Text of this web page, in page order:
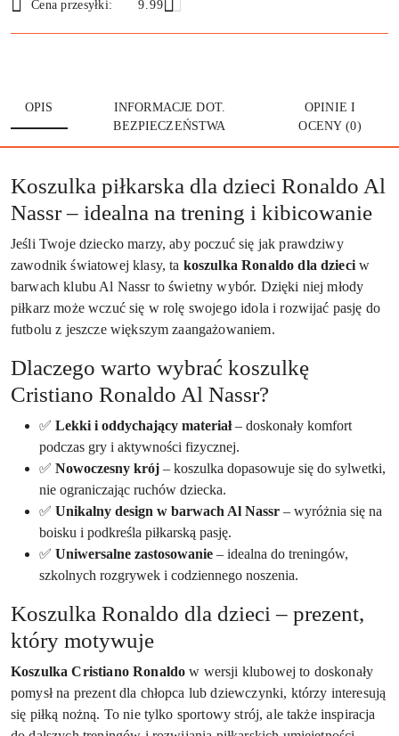
Cena przesyłki:
9.99
OPIS
INFORMACJE DOT.
BEZPIECZEŃSTWA
OPINIE I
OCENY (0)
Koszulka piłkarska dla dzieci Ronaldo Al
Nassr – idealna na trening i kibicowanie
Jeśli Twoje dziecko marzy, aby poczuć się jak prawdziwy
zawodnik światowej klasy, ta koszulka Ronaldo dla dzieciw
barwach klubu Al Nassr to świetny wybór. Dzięki niej młody
piłkarz może wczuć się w rolę swojego idola i rozwijać pasję do
futbolu z jeszcze większym zaangażowaniem.
Dlaczego warto wybrać koszulkę
Cristiano Ronaldo Al Nassr?
✅ Lekki i oddychający materiał– doskonały komfort
podczas gry i aktywności fizycznej.
✅ Nowoczesny krój – koszulka dopasowuje się do sylwetki,
nie ograniczając ruchów dziecka.
✅ Unikalny design w barwach Al Nassr – wyróżnia się na
boisku i podkreśla piłkarską pasję.
✅ Uniwersalne zastosowanie – idealna do treningów,
szkolnych rozgrywek i codziennego noszenia.
Koszulka Ronaldo dla dzieci – prezent,
który motywuje
Koszulka Cristiano Ronaldo w wersji klubowej to doskonały
pomysł na prezent dla chłopca lub dziewczynki, którzy interesują
się piłką nożną. To nie tylko sportowy strój, ale także inspiracja